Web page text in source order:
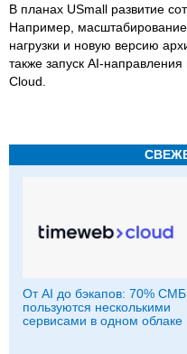
В планах USmall развитие
Например,
нагрузки и новую версию
также запуск AI-
Cloud.
От AI до бэкапов: 70% СМБ
пользуются несколькими
сервисами в одном облаке